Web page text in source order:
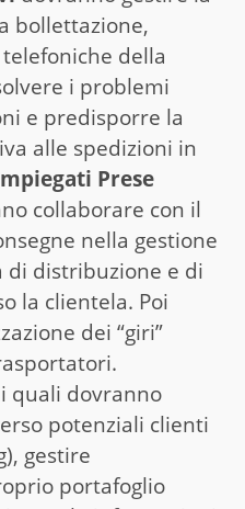
bollettazione,
della
i problemi
e predisporre la
alle spedizioni in
Prese
collaborare con il
nella gestione
di distribuzione e di
la clientela. Poi
dei “giri”
quali dovranno
potenziali clienti
gestire
portafoglio